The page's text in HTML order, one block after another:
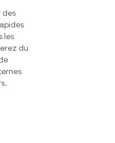
des
les
du